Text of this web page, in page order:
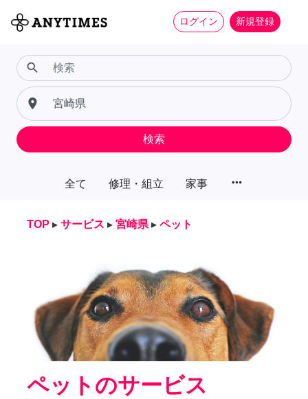
ログイン 新規登録
全て 修理・組立 家事 more_horiz
search
place
検索
TOP ▸ サービス ▸ 宮崎県 ▸ ペット
ペットのサービス